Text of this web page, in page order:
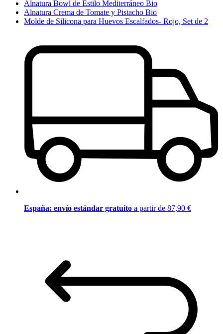
Alnatura Bowl de Estilo Mediterráneo Bio
Alnatura Crema de Tomate y Pistacho Bio
Molde de Silicona para Huevos Escalfados- Rojo, Set de 2
España: envío estándar gratuito a partir de 87,90 €